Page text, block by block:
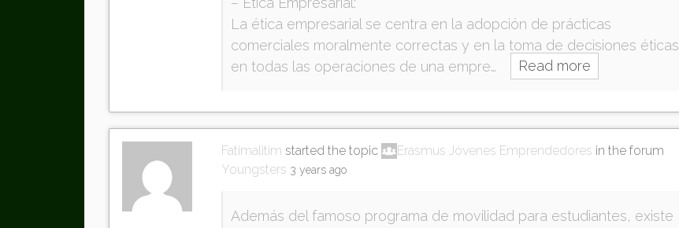
La ética empresarial se centra en la adopción de prácticas
comerciales moralmente correctas y en la toma de decisiones éticas
en todas las operaciones de una empre…
Read more
Fatimalitim started the topic Erasmus Jóvenes Emprendedores in the forum
Youngsters 3 years ago
Además del famoso programa de movilidad para estudiantes, existe